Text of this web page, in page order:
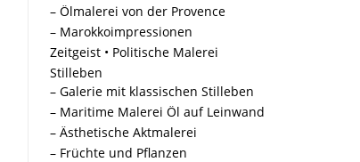
– Ölmalerei von der Provence
– Marokkoimpressionen
Zeitgeist • Politische Malerei
Stilleben
– Galerie mit klassischen Stilleben
– Maritime Malerei Öl auf Leinwand
– Ästhetische Aktmalerei
– Früchte und Pflanzen